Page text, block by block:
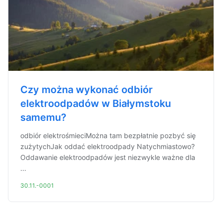
Czy można wykonać odbiór
elektroodpadów w Białymstoku
samemu?
odbiór elektrośmieciMożna tam bezpłatnie pozbyć się
zużytychJak oddać elektroodpady Natychmiastowo?
Oddawanie elektroodpadów jest niezwykle ważne dla
...
30.11.-0001